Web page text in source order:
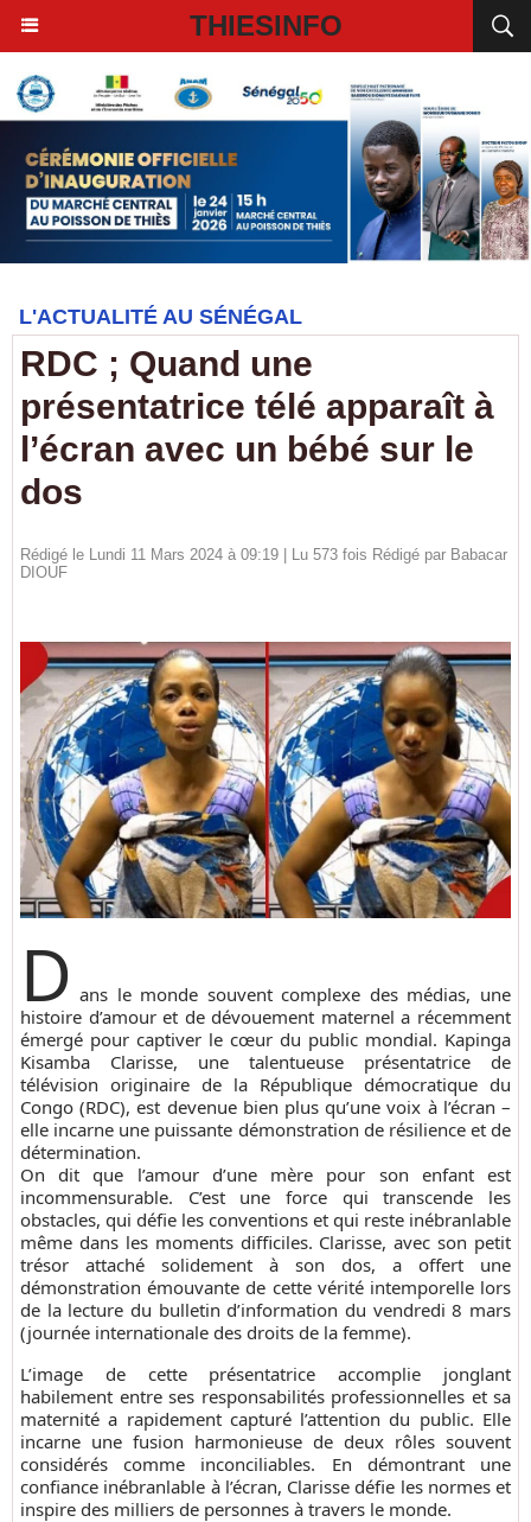
THIESINFO
L'ACTUALITÉ AU SÉNÉGAL
RDC ; Quand une
présentatrice télé apparaît à
l’écran avec un bébé sur le
dos
Rédigé le Lundi 11 Mars 2024 à 09:19 | Lu 573 fois Rédigé par Babacar
DIOUF
D ans le monde souvent complexe des médias, une
histoire d’amour et de dévouement maternel a récemment
émergé pour captiver le cœur du public mondial. Kapinga
Kisamba Clarisse, une talentueuse présentatrice de
télévision originaire de la République démocratique du
Congo (RDC), est devenue bien plus qu’une voix à l’écran –
elle incarne une puissante démonstration de résilience et de
détermination.
On dit que l’amour d’une mère pour son enfant est
incommensurable. C’est une force qui transcende les
obstacles, qui défie les conventions et qui reste inébranlable
même dans les moments difficiles. Clarisse, avec son petit
trésor attaché solidement à son dos, a offert une
démonstration émouvante de cette vérité intemporelle lors
de la lecture du bulletin d’information du vendredi 8 mars
(journée internationale des droits de la femme).
L’image de cette présentatrice accomplie jonglant
habilement entre ses responsabilités professionnelles et sa
maternité a rapidement capturé l’attention du public. Elle
incarne une fusion harmonieuse de deux rôles souvent
considérés comme inconciliables. En démontrant une
confiance inébranlable à l’écran, Clarisse défie les normes et
inspire des milliers de personnes à travers le monde.